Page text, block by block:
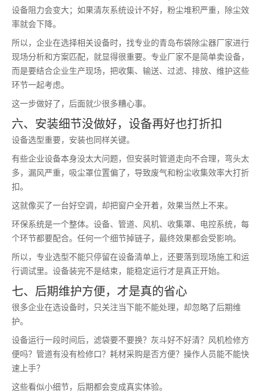
设备阻力会变大；如果清灰系统设计不好，粉尘堆积严重，除尘效
率就会下降。
所以，企业在选择相关设备时，找专业的青岛布袋除尘器厂家进行
现场分析和方案匹配，就显得很重要。专业厂家不是简单卖设备，
而是要结合企业生产现场，把收集、输送、过滤、排放、维护这些
环节一起考虑。
这一步做好了，后面就少很多糟心事。
六、安装细节没做好，设备再好也打折扣
设备选型重要，安装也同样关键。
有些企业设备本身没太大问题，但安装时管道走向不合理，弯头太
多，漏风严重，吸尘罩位置偏了，导致废气和粉尘收集效率大打折
扣。
这就像买了一台好空调，却把窗户全开着，效果当然上不来。
环保系统是一个整体。设备、管道、风机、收集罩、电控系统，每
个环节都要配合。任何一个细节掉链子，最终效果都会受影响。
所以，专业选型不能只停留在设备清单上，还要落到现场施工和运
行调试里。设备装完不是结束，能稳定运行才是真正开始。
七、后期维护方便，才是真的省心
很多企业在选设备时，只关注当下能不能处理，却忽略了后期维
护。
设备运行一段时间后，滤袋要不要换？灰斗好不好清？风机检修方
便吗？管道有没有检修口？耗材采购是否方便？操作人员能不能快
速上手？
这些看似小细节，后期都会变成真实体验。